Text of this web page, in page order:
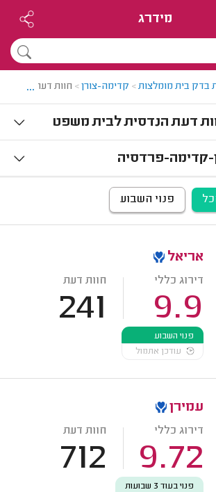
מידרג
בדק בית מומלצות> קדימה-צורן> חוות דעת...
דעת הנדסית לבית משפט
קדימה-פרדסיה
פנוי השבוע
אריאל
דירוג כללי
9.9
חוות דעת
241
פנוי השבוע
עודכן אתמול
עמירן
דירוג כללי
9.72
חוות דעת
712
פנוי בעוד 3 שבועות